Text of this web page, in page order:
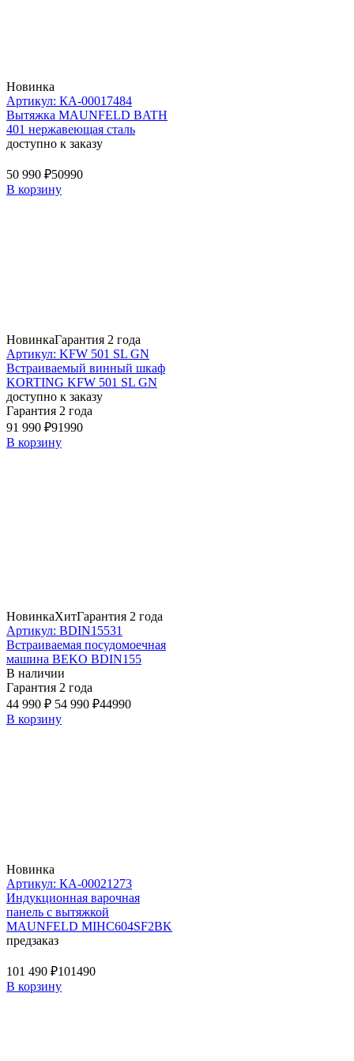
Новинка
Артикул: КА-00017484
Вытяжка MAUNFELD BATH
401 нержавеющая сталь
доступно к заказу
50 990 ₽50990
В корзину
НовинкаГарантия 2 года
Артикул: KFW 501 SL GN
Встраиваемый винный шкаф
KORTING KFW 501 SL GN
доступно к заказу
Гарантия 2 года
91 990 ₽91990
В корзину
НовинкаХитГарантия 2 года
Артикул: BDIN15531
Встраиваемая посудомоечная
машина BEKO BDIN155
В наличии
Гарантия 2 года
44 990 ₽ 54 990 ₽44990
В корзину
Новинка
Артикул: КА-00021273
Индукционная варочная
панель с вытяжкой
MAUNFELD MIHC604SF2BK
предзаказ
101 490 ₽101490
В корзину